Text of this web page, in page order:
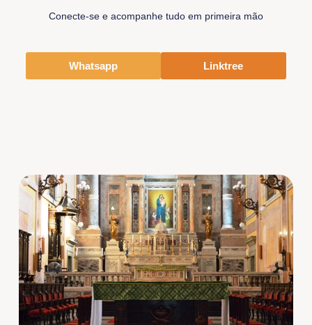
Conecte-se e acompanhe tudo em primeira mão
Whatsapp Linktree